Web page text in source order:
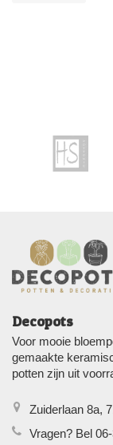
Decopots
Voor mooie
gemaakte
potten zijn uit
Zuiderlaan 8a,
Vragen? Bel